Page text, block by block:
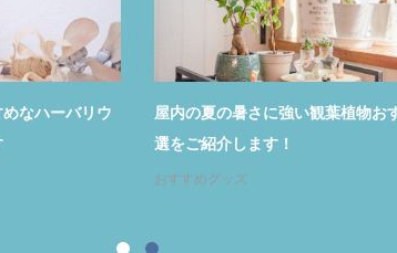
バリウ
屋内の夏の暑さに強い観葉植物おすすめ3
選をご紹介します！
おすすめグッズ